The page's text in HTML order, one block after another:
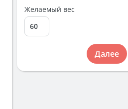
Желаемый вес
Далее